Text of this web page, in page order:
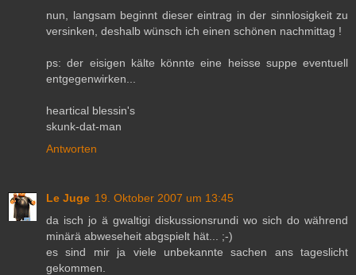
nun, langsam beginnt dieser eintrag in der sinnlosigkeit zu
versinken, deshalb wünsch ich einen schönen nachmittag !
ps: der eisigen kälte könnte eine heisse suppe eventuell
entgegenwirken...
heartical blessin's
skunk-dat-man
Antworten
Le Juge 19. Oktober 2007 um 13:45
da isch jo ä gwaltigi diskussionsrundi wo sich do während
minärä abweseheit abgspielt hät... ;-)
es sind mir ja viele unbekannte sachen ans tageslicht
gekommen.